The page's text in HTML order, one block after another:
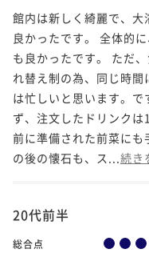
館内は新しく綺麗で、大
良かったです。 全体的
も良かったです。 ただ
れ替え制の為、同じ時
は忙しいと思います。
ず、注文したドリンク
前に準備された前菜に
の後の懐石も、ス... 続き
20代前半
総合点